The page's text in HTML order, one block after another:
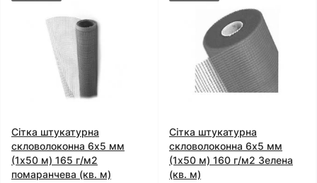
Сітка штукатурна
скловолоконна 6x5 мм
(1x50 м) 165 г/м2
помаранчева (кв. м)
Сітка штукатурна
скловолоконна 6x5 мм
(1x50 м) 160 г/м2 Зелена
(кв. м)